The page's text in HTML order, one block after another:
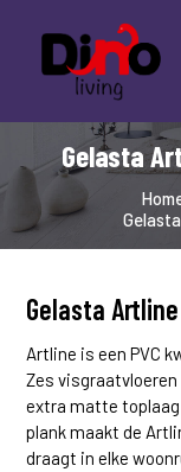
HOME
LAMINAAT
PVC
TAPIJT
OVERIGE
CONTACT
Gelasta
Gelasta
Artline is een PVC
Zes
extra matte
plank maakt de
draagt in elke